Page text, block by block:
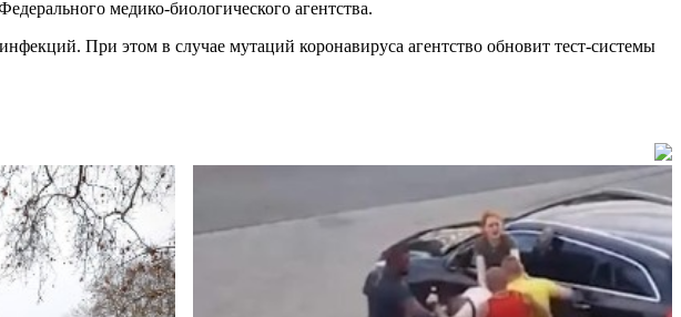
медико-биологического агентства.
При этом в случае мутаций коронавируса агентство обновит тест-системы